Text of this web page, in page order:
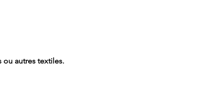
ou autres textiles.